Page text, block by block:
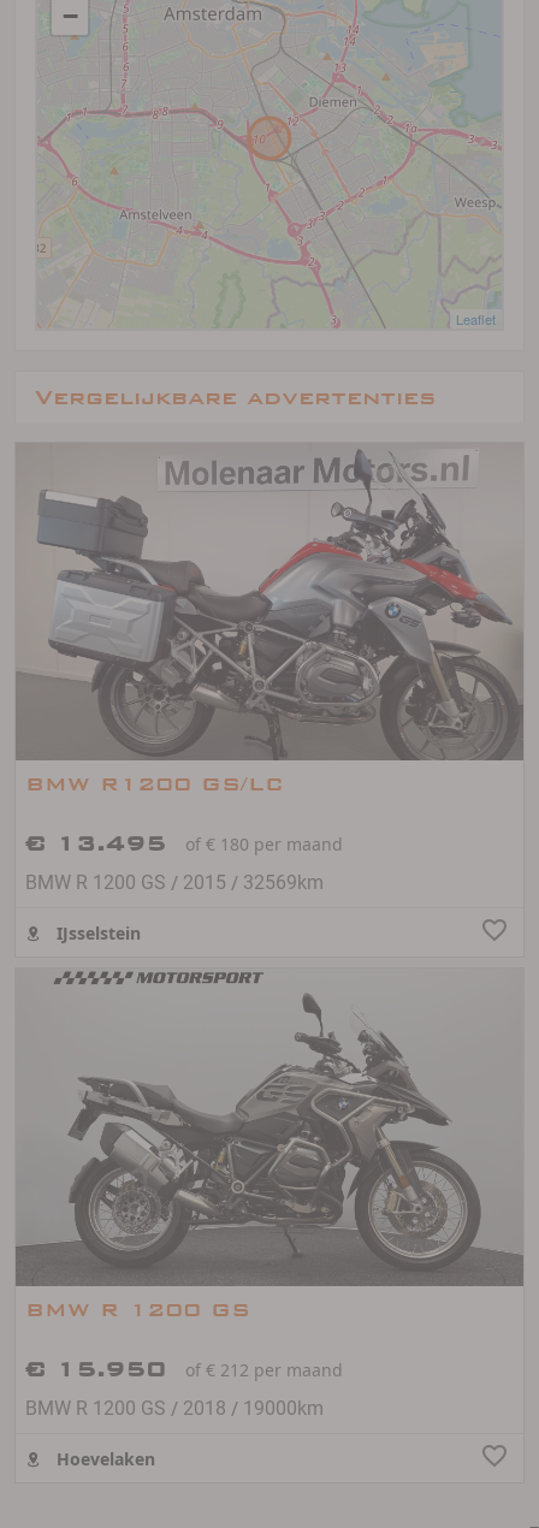
−
Leaflet
Vergelijkbare advertenties
BMW R1200 GS/LC
€ 13.495
of € 180 per maand
BMW R 1200 GS / 2015 / 32569km
IJsselstein
BMW R 1200 GS
€ 15.950
of € 212 per maand
BMW R 1200 GS / 2018 / 19000km
Hoevelaken